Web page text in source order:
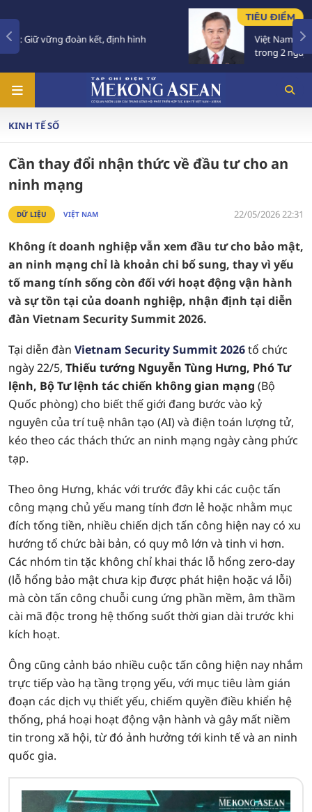
Việt Nam để Quốc tang Chủ tịch Quốc hội Lào
KINH TẾ SỐ
Cần thay đổi nhận thức về đầu tư cho an
ninh mạng
DỮ LIỆU VIỆT NAM 22/05/2026 22:31
Không ít doanh nghiệp vẫn xem đầu tư cho bảo mật,
an ninh mạng chỉ là khoản chi bổ sung, thay vì yếu
tố mang tính sống còn đối với hoạt động vận hành
và sự tồn tại của doanh nghiệp, nhận định tại diễn
đàn Vietnam Security Summit 2026.
Tại diễn đàn Vietnam Security Summit 2026tổ chức
ngày 22/5, Thiếu tướng Nguyễn Tùng Hưng, Phó Tư
lệnh, Bộ Tư lệnh tác chiến không gian mạng (Bộ
Quốc phòng) cho biết thế giới đang bước vào kỷ
nguyên của trí tuệ nhân tạo (AI) và điện toán lượng tử,
kéo theo các thách thức an ninh mạng ngày càng phức
tạp.
Theo ông Hưng, khác với trước đây khi các cuộc tấn
công mạng chủ yếu mang tính đơn lẻ hoặc nhằm mục
đích tống tiền, nhiều chiến dịch tấn công hiện nay có xu
hướng tổ chức bài bản, có quy mô lớn và tinh vi hơn.
Các nhóm tin tặc không chỉ khai thác lỗ hổng zero-day
(lỗ hổng bảo mật chưa kịp được phát hiện hoặc vá lỗi)
mà còn tấn công chuỗi cung ứng phần mềm, âm thầm
cài mã độc trong hệ thống suốt thời gian dài trước khi
kích hoạt.
Ông cũng cảnh báo nhiều cuộc tấn công hiện nay nhắm
trực tiếp vào hạ tầng trọng yếu, với mục tiêu làm gián
đoạn các dịch vụ thiết yếu, chiếm quyền điều khiển hệ
thống, phá hoại hoạt động vận hành và gây mất niềm
tin trong xã hội, từ đó ảnh hưởng tới kinh tế và an ninh
quốc gia.